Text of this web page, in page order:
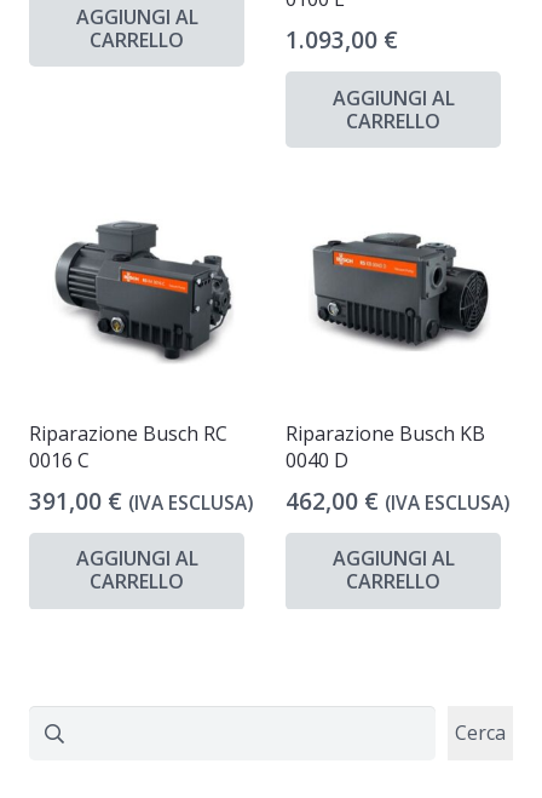
AGGIUNGI AL
CARRELLO
1.093,00 €
AGGIUNGI AL
CARRELLO
Riparazione Busch RC
0016 C
391,00 € (IVA ESCLUSA)
AGGIUNGI AL
CARRELLO
Riparazione Busch KB
0040 D
462,00 € (IVA ESCLUSA)
AGGIUNGI AL
CARRELLO
Cerca Cerca